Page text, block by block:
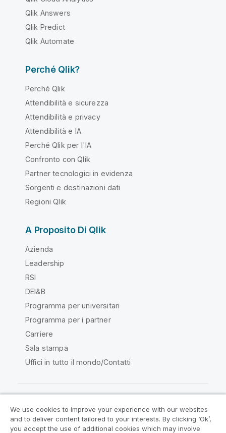
Qlik Answers
Qlik Predict
Qlik Automate
Perché Qlik?
Perché Qlik
Attendibilità e sicurezza
Attendibilità e privacy
Attendibilità e IA
Perché Qlik per l'IA
Confronto con Qlik
Partner tecnologici in evidenza
Sorgenti e destinazioni dati
Regioni Qlik
A Proposito Di Qlik
Azienda
Leadership
RSI
DEI&B
Programma per universitari
Programma per i partner
Carriere
Sala stampa
Uffici in tutto il mondo/Contatti
Qlik Community
We use cookies to improve your experience with our websites
and to deliver content tailored to your interests. By clicking ‘Ok’,
you accept the use of additional cookies which may involve